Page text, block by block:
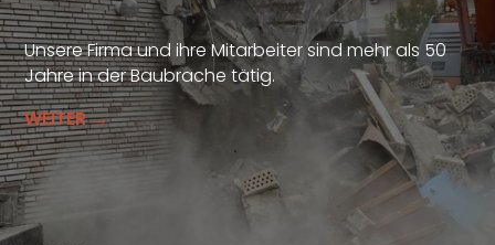
Unsere Firma und ihre Mitarbeiter sind mehr als 50
Jahre in der Baubrache tätig.
WEITER →